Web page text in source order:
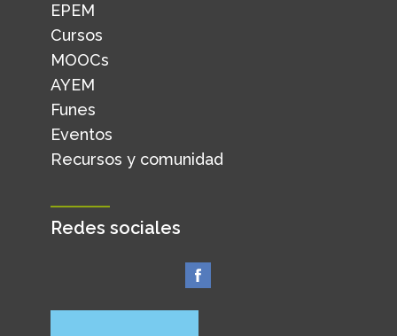
EPEM
Cursos
MOOCs
AYEM
Funes
Eventos
Recursos y comunidad
Redes sociales